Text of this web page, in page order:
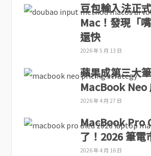
豆包輸入法正
Mac！發現「
還快
2026 年 5 月 13 日
蘋果成第三大
MacBook Neo
2026 年 4 月 27 日
MacBook Pro
了！2026 筆電
2026 年 4 月 16 日